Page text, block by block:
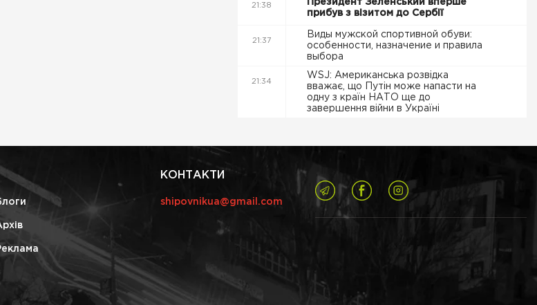
21:38
Президент Зеленський вперше
прибув з візитом до Сербії
21:37
Виды мужской спортивной обуви:
особенности, назначение и правила
выбора
21:34
WSJ: Американська розвідка
вважає, що Путін може напасти на
одну з країн НАТО ще до
завершення війни в Україні
КОНТАКТИ
shipovnikua@gmail.com